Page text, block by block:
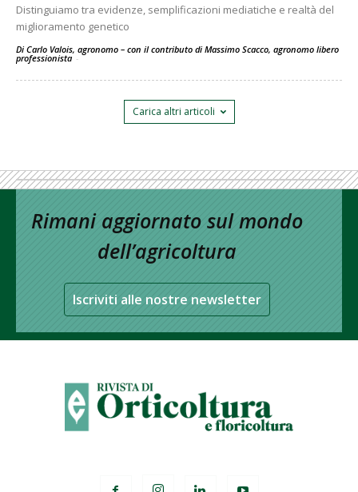
Distinguiamo tra evidenze, semplificazioni mediatiche e realtà del
miglioramento genetico
Di Carlo Valois, agronomo – con il contributo di Massimo Scacco, agronomo libero
professionista -
Carica altri articoli
Rimani aggiornato sul mondo
dell’agricoltura
Iscriviti alle nostre newsletter